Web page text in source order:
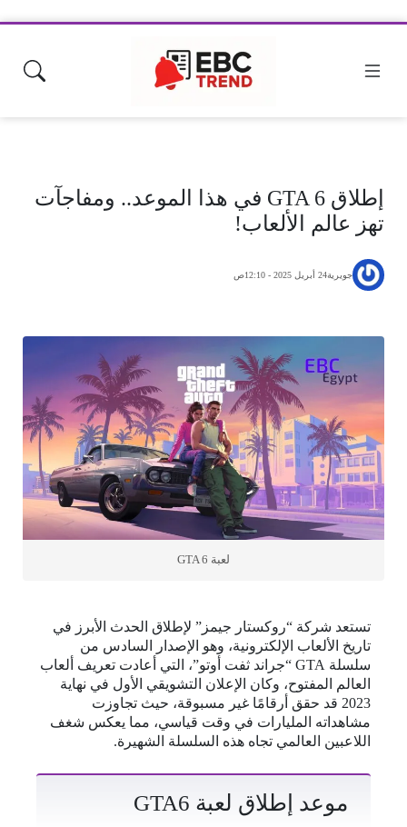
إطلاق GTA 6 في هذا الموعد.. ومفاجآت
تهز عالم الألعاب!
جويرية24 أبريل 2025 - 12:10ص
لعبة GTA 6
تستعد شركة “روكستار جيمز” لإطلاق الحدث الأبرز في
تاريخ الألعاب الإلكترونية، وهو الإصدار السادس من
سلسلة GTA “جراند ثفت أوتو”، التي أعادت تعريف ألعاب
العالم المفتوح، وكان الإعلان التشويقي الأول في نهاية
2023 قد حقق أرقامًا غير مسبوقة، حيث تجاوزت
مشاهداته المليارات في وقت قياسي، مما يعكس شغف
اللاعبين العالمي تجاه هذه السلسلة الشهيرة.
موعد إطلاق لعبة GTA6